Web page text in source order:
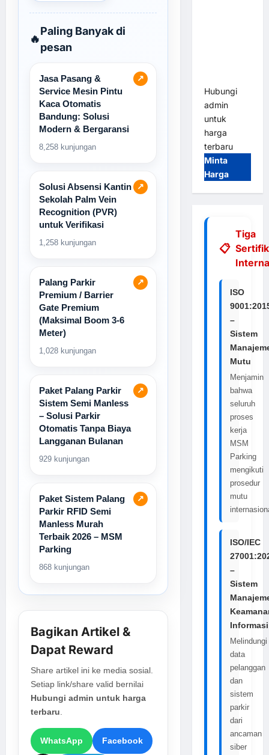
🔥
Paling Banyak di
pesan
↗
Jasa Pasang &
Service Mesin Pintu
Kaca Otomatis
Bandung: Solusi
Modern & Bergaransi
8,258 kunjungan
↗
Solusi Absensi Kantin
Sekolah Palm Vein
Recognition (PVR)
untuk Verifikasi
1,258 kunjungan
↗
Palang Parkir
Premium / Barrier
Gate Premium
(Maksimal Boom 3-6
Meter)
1,028 kunjungan
↗
Paket Palang Parkir
Sistem Semi Manless
– Solusi Parkir
Otomatis Tanpa Biaya
Langganan Bulanan
929 kunjungan
↗
Paket Sistem Palang
Parkir RFID Semi
Manless Murah
Terbaik 2026 – MSM
Parking
868 kunjungan
Bagikan Artikel &
Dapat Reward
Share artikel ini ke media sosial.
Setiap link/share valid bernilai
Hubungi admin untuk harga
terbaru
WhatsApp Facebook
Hubungi
admin
untuk
harga
terbaru
Minta
Harga
Tiga
ISO
–
Sistem
Mutu
Menjamin
bahwa
seluruh
proses
kerja
MSM
Parking
mengikuti
prosedur
mutu
ISO/IEC
–
Sistem
Informasi
Melindungi
data
pelanggan
dan
sistem
parkir
dari
ancaman
siber